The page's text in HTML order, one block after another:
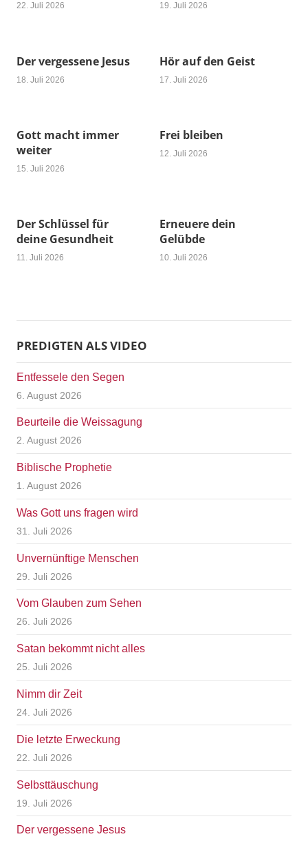
22. Juli 2026 19. Juli 2026
Der vergessene Jesus
18. Juli 2026
Hör auf den Geist
17. Juli 2026
Gott macht immer
weiter
15. Juli 2026
Frei bleiben
12. Juli 2026
Der Schlüssel für
deine Gesundheit
11. Juli 2026
Erneuere dein
Gelübde
10. Juli 2026
PREDIGTEN ALS VIDEO
Entfessele den Segen
6. August 2026
Beurteile die Weissagung
2. August 2026
Biblische Prophetie
1. August 2026
Was Gott uns fragen wird
31. Juli 2026
Unvernünftige Menschen
29. Juli 2026
Vom Glauben zum Sehen
26. Juli 2026
Satan bekommt nicht alles
25. Juli 2026
Nimm dir Zeit
24. Juli 2026
Die letzte Erweckung
22. Juli 2026
Selbsttäuschung
19. Juli 2026
Der vergessene Jesus